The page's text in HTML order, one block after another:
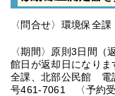
〈問合せ〉環境保全
〈期間〉原則3日間（
館日が返却日になり
全課、北部公民館 電
号461-7061 〈予約